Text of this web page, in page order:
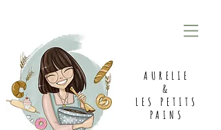
AURELIE
&
LES PETITS
PAINS